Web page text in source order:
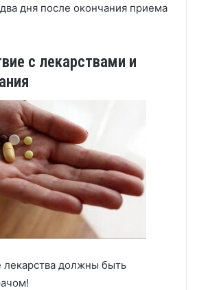
дня после окончания приема
с лекарствами и
должны быть